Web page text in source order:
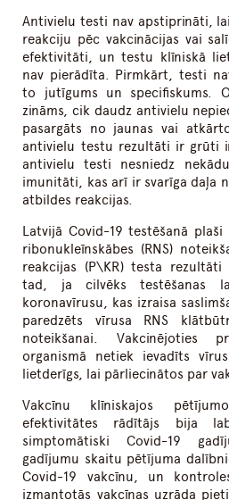
Antivielu testi nav apstiprināti,
reakciju pēc vakcinācijas vai
efektivitāti, un testu klīniskā
nav pierādīta. Pirmkārt, testi
to jutīgums un specifiskums.
zināms, cik daudz antivielu
pasargāts no jaunas vai
antivielu testu rezultāti ir grūti
antivielu testi nesniedz
imunitāti, kas arī ir svarīga daļa
atbildes reakcijas.
Latvijā Covid-19 testēšanā
ribonukleīnskābes (RNS)
reakcijas (P\KR) testa
tad, ja cilvēks testēšanas
koronavīrusu, kas izraisa
paredzēts vīrusa RNS
noteikšanai. Vakcinējoties
organismā netiek ievadīts
lietderīgs, lai pārliecinātos par
Vakcīnu klīniskajos
efektivitātes rādītājs bija
simptomātiski Covid-19
gadījumu skaitu pētījuma
Covid-19 vakcīnu, un
izmantotās vakcīnas uzrāda